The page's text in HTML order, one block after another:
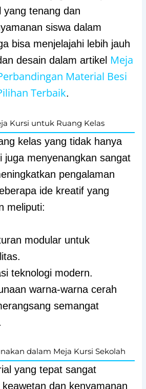
yang tenang dan
siswa dalam
bisa menjelajahi lebih jauh
desain dalam artikel Meja
Material Besi
Terbaik.
Kursi untuk Ruang Kelas
kelas yang tidak hanya
juga menyenangkan sangat
pengalaman
ide kreatif yang
meliputi:
modular untuk
teknologi modern.
warna-warna cerah
semangat
dalam Meja Kursi Sekolah
yang tepat sangat
dan kenyamanan